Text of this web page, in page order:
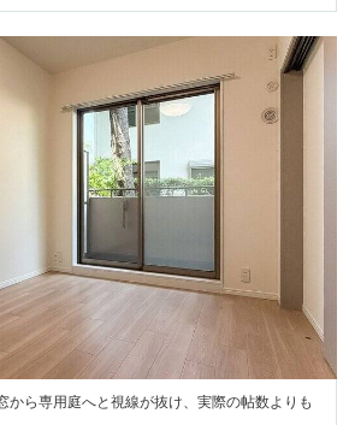
から専用庭へと視線が抜け、実際の帖数よりも